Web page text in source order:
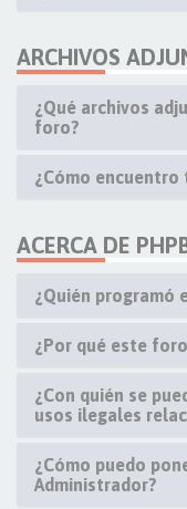
ARCHIVOS
¿Qué archivos
foro?
¿Cómo
ACERCA DE
¿Quién programó
¿Por qué este
¿Con quién se
usos ilegales
¿Cómo puedo
Administrador?